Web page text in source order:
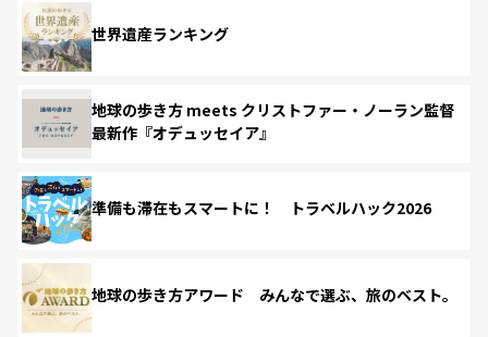
世界遺産ランキング
地球の歩き方 meets クリストファー・ノーラン監督
最新作『オデュッセイア』
準備も滞在もスマートに！ トラベルハック2026
地球の歩き方アワード みんなで選ぶ、旅のベスト。